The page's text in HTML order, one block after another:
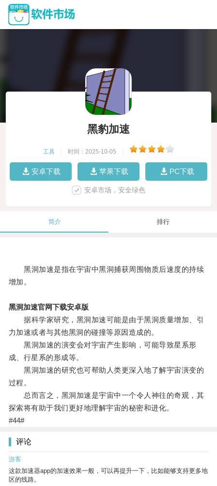
黑豹加速
工具 时间：2025-10-05
安卓下载 苹果下载 PC下载
安卓市场，安全绿色
简介 排行
黑洞加速是指在宇宙中黑洞捕获周围物质后速度的持续
增加。
黑洞加速官网下载安卓版
据科学家研究，黑洞加速可能是由于黑洞质量增加、引
力加速或者与其他黑洞的碰撞等原因造成的。
黑洞加速的演变会对宇宙产生影响，可能导致星系形
成、行星系的形成等。
黑洞加速的研究也可帮助人类更深入地了解宇宙演变的
过程。
总而言之，黑洞加速是宇宙中一个令人神往的奇观，其
探索将有助于我们更好地理解宇宙的秘密和进化。
#44#
评论
游客
这款加速器app的加速效果一般，可以再提升一下，比如能够支持更多地
区的线路。